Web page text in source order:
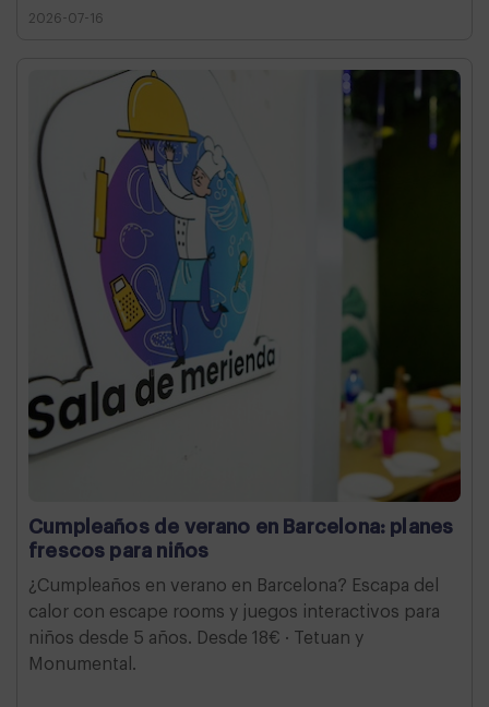
2026-07-16
Cumpleaños de verano en Barcelona: planes
frescos para niños
¿Cumpleaños en verano en Barcelona? Escapa del
calor con escape rooms y juegos interactivos para
niños desde 5 años. Desde 18€ · Tetuan y
Monumental.